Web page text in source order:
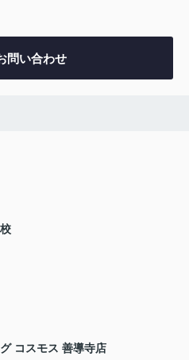
問い合わせ
コスモス 善導寺店